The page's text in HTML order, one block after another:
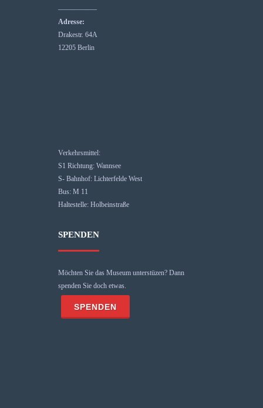
—————–
Adresse:
Drakestr. 64A
12205 Berlin
Verkehrsmittel:
S1 Richtung: Wannsee
S- Bahnhof: Lichterfelde West
Bus: M 11
Haltestelle: Holbeinstraße
SPENDEN
Möchten Sie das Museum unterstüzen? Dann
spenden Sie doch etwas.